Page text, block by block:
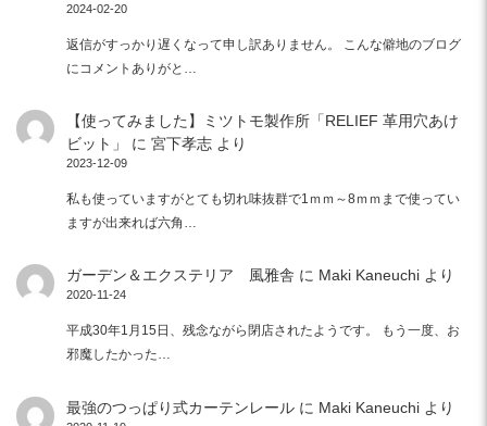
2024-02-20
返信がすっかり遅くなって申し訳ありません。 こんな僻地のブログ
にコメントありがと…
【使ってみました】ミツトモ製作所「RELIEF 革用穴あけ
ビット」
に 宮下孝志より
2023-12-09
私も使っていますがとても切れ味抜群で1ｍｍ～8ｍｍまで使ってい
ますが出来れば六角…
ガーデン＆エクステリア 風雅舎 に Maki Kaneuchiより
2020-11-24
平成30年1月15日、残念ながら閉店されたようです。 もう一度、お
邪魔したかった…
最強のつっぱり式カーテンレールに Maki Kaneuchiより